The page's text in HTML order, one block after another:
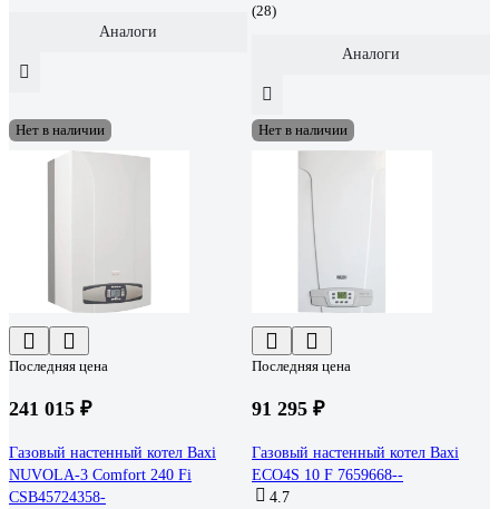
Аналоги
(28)
Аналоги
Нет в наличии
Последняя цена
241 015 ₽
Газовый настенный котел Baxi
NUVOLA-3 Comfort 240 Fi
CSB45724358-
Нет в наличии
Последняя цена
91 295 ₽
Газовый настенный котел Baxi
ECO4S 10 F 7659668--
4.7